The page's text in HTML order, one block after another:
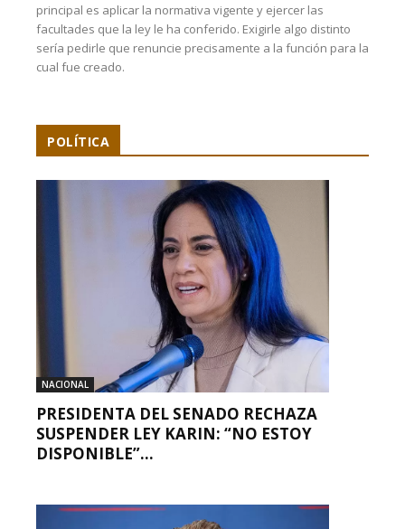
principal es aplicar la normativa vigente y ejercer las
facultades que la ley le ha conferido. Exigirle algo distinto
sería pedirle que renuncie precisamente a la función para la
cual fue creado.
POLÍTICA
NACIONAL
PRESIDENTA DEL SENADO RECHAZA
SUSPENDER LEY KARIN: “NO ESTOY
DISPONIBLE”...